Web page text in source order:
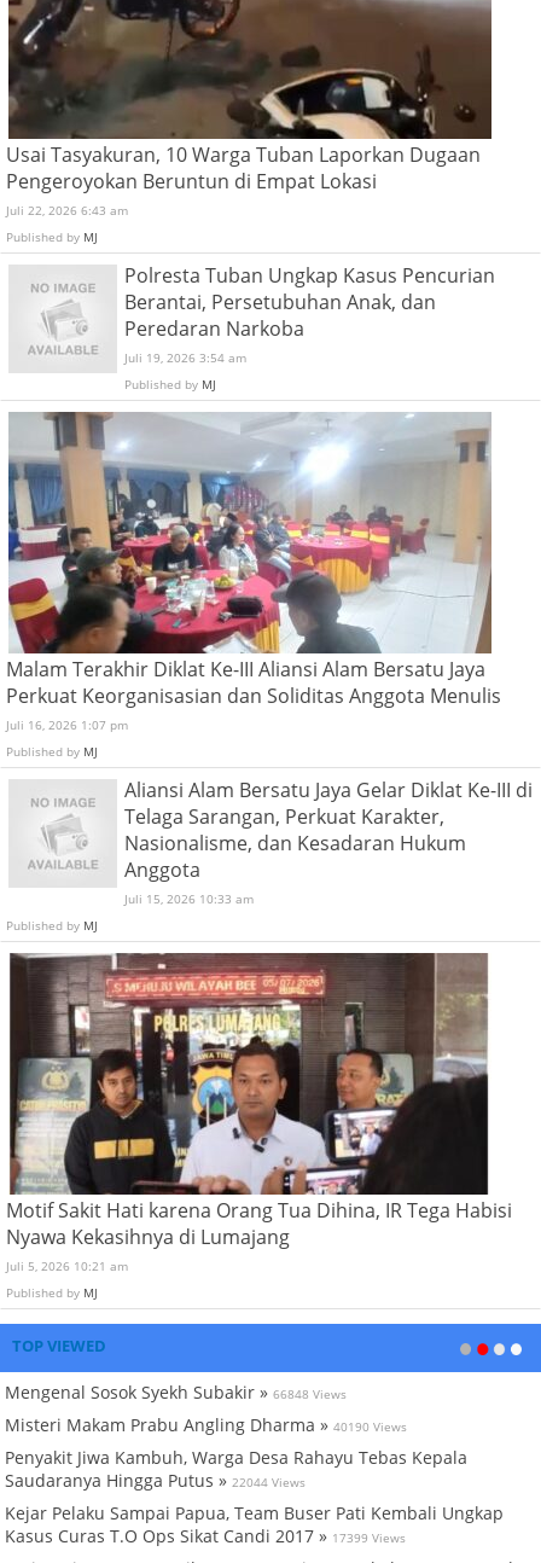
Usai Tasyakuran, 10 Warga Tuban Laporkan Dugaan
Pengeroyokan Beruntun di Empat Lokasi
Juli 22, 2026 6:43 am
Published by MJ
Polresta Tuban Ungkap Kasus Pencurian
Berantai, Persetubuhan Anak, dan
Peredaran Narkoba
Juli 19, 2026 3:54 am
Published by MJ
Malam Terakhir Diklat Ke-III Aliansi Alam Bersatu Jaya
Perkuat Keorganisasian dan Soliditas Anggota Menulis
Juli 16, 2026 1:07 pm
Published by MJ
Aliansi Alam Bersatu Jaya Gelar Diklat Ke-III di
Telaga Sarangan, Perkuat Karakter,
Nasionalisme, dan Kesadaran Hukum
Anggota
Juli 15, 2026 10:33 am
Published by MJ
Motif Sakit Hati karena Orang Tua Dihina, IR Tega Habisi
Nyawa Kekasihnya di Lumajang
Juli 5, 2026 10:21 am
Published by MJ
TOP VIEWED
Mengenal Sosok Syekh Subakir » 66848 Views
Misteri Makam Prabu Angling Dharma » 40190 Views
Penyakit Jiwa Kambuh, Warga Desa Rahayu Tebas Kepala
Saudaranya Hingga Putus » 22044 Views
Kejar Pelaku Sampai Papua, Team Buser Pati Kembali Ungkap
Kasus Curas T.O Ops Sikat Candi 2017 » 17399 Views